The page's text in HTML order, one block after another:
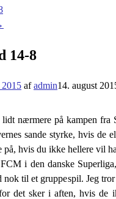
14-8
2015 afadmin14. august
nærmere på kampen
sande styrke, hvis de
på, hvis du ikke hellere vil
i den danske
til et gruppespil. Jeg
det sker i aften, hvis de